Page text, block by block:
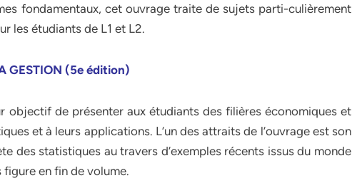
fondamentaux, cet ouvrage traite de sujets parti-culièrement
les étudiants de L1 et L2.
GESTION (5e édition)
objectif de présenter aux étudiants des filières économiques et
et à leurs applications. L’un des attraits de l’ouvrage est son
des statistiques au travers d’exemples récents issus du monde
en fin de volume.